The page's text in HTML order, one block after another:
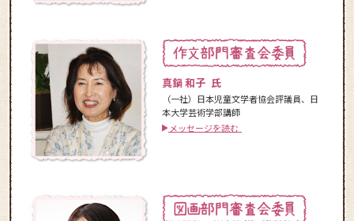
真鍋 和子 氏
（一社）日本児童文学者協会評議員、日
本大学芸術学部講師
メッセージを読む